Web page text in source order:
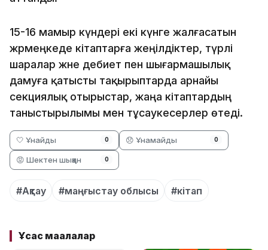
15-16 мамыр күндері екі күнге жалғасатын
жәрмеңкеде кітаптарға жеңілдіктер, түрлі
шаралар және әдебиет пен шығармашылық
дамуға қатысты тақырыптарда арнайы
секциялық отырыстар, жаңа кітаптардың
таныстырылымы мен тұсаукесерлер өтеді.
🤍 Ұнайды 0 😞 Ұнамайды 0
😡 Шектен шыққан 0
#Ақтау #маңғыстау облысы #кітап
Ұқсас мақалалар